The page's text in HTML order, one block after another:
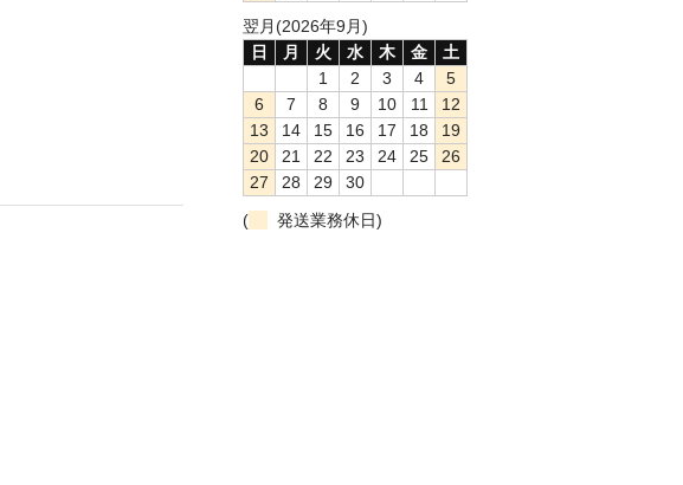
翌月(2026年9月)
日
月 火 水 木 金
土
1
2 3 4
5
6
7 8 9 10 11
12
13
14 15 16 17 18
19
20
21 22 23 24 25
26
27
28 29
30
(
発送業務休日)